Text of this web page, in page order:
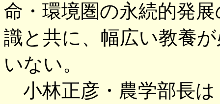
命・環境圏の永続的発
識と共に、幅広い教養
いない。
小林正彦・農学部長は